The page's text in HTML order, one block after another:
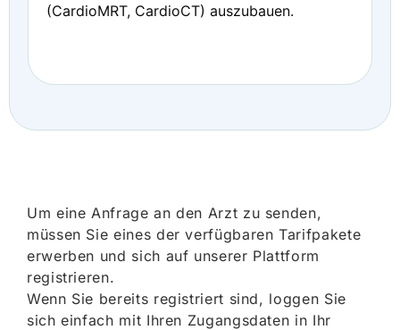
(CardioMRT, CardioCT) auszubauen.
Um eine Anfrage an den Arzt zu senden,
müssen Sie eines der verfügbaren Tarifpakete
erwerben und sich auf unserer Plattform
registrieren.
Wenn Sie bereits registriert sind, loggen Sie
sich einfach mit Ihren Zugangsdaten in Ihr